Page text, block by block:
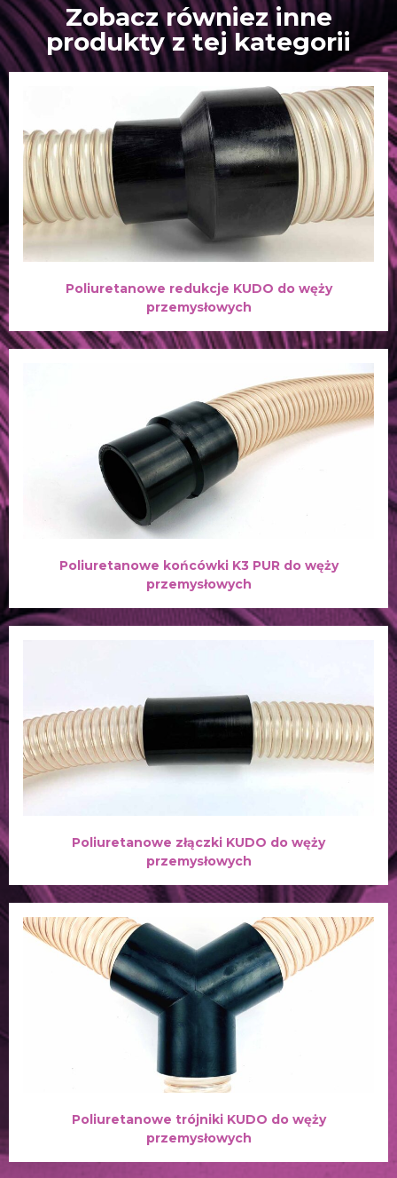
Zobacz równiez inne
produkty z tej kategorii
Poliuretanowe redukcje KUDO do węży
przemysłowych
Poliuretanowe końcówki K3 PUR do węży
przemysłowych
Poliuretanowe złączki KUDO do węży
przemysłowych
Poliuretanowe trójniki KUDO do węży
przemysłowych